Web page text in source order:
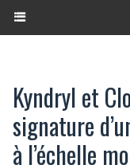
Kyndryl et
signature
à l’échelle